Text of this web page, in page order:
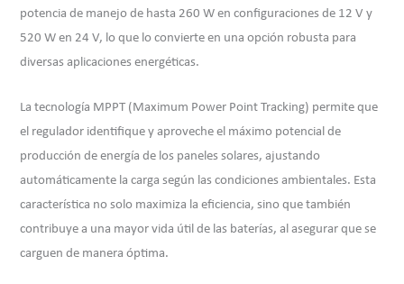
potencia de manejo de hasta 260 W en configuraciones de 12 V y
520 W en 24 V, lo que lo convierte en una opción robusta para
diversas aplicaciones energéticas.
La tecnología MPPT (Maximum Power Point Tracking) permite que
el regulador identifique y aproveche el máximo potencial de
producción de energía de los paneles solares, ajustando
automáticamente la carga según las condiciones ambientales. Esta
característica no solo maximiza la eficiencia, sino que también
contribuye a una mayor vida útil de las baterías, al asegurar que se
carguen de manera óptima.